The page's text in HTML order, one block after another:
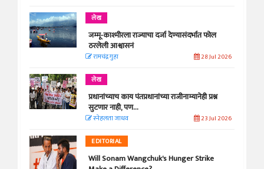
लेख
जम्मू-काश्मीरला राज्याचा दर्जा देण्यासंदर्भात फोल
ठरलेली आश्वासनं
रामचंद्र गुहा 28 Jul 2026
लेख
प्रधानांच्याच काय पंतप्रधानांच्या राजीनाम्यानेही प्रश्न
सुटणार नाही, पण...
स्नेहलता जाधव 23 Jul 2026
EDITORIAL
Will Sonam Wangchuk's Hunger Strike